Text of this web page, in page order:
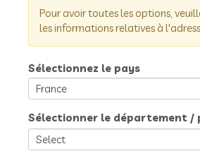
Pour avoir toutes les options,
les informations relatives à
Sélectionnez le pays
Sélectionner le département /